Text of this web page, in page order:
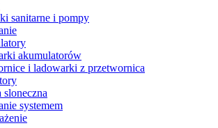
sanitarne i pompy
akumulatorów
i ladowarki z przetwornica
sloneczna
systemem